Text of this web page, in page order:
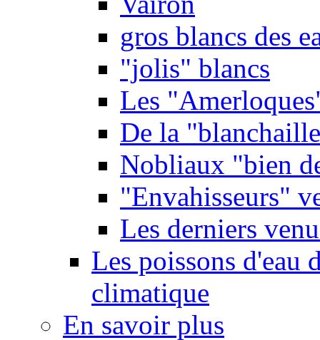
gros blancs des
"jolis" blancs
Les
De la
Nobliaux "bien
"Envahisseurs"
Les derniers
Les poissons d'eau
climatique
En savoir plus